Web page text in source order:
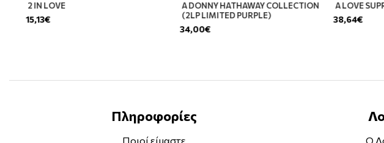
2 IN LOVE
15,13€
A DONNY HATHAWAY COLLECTION
(2LP LIMITED PURPLE)
34,00€
A LOVE
38,64€
Πληροφορίες
Ποιοί είμαστε Ο